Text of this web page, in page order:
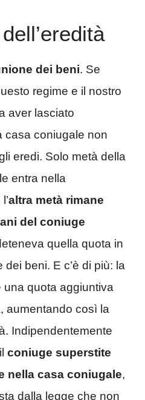
dei beni. Se
regime e il nostro
aver lasciato
casa coniugale non
eredi. Solo metà della
entra nella
altra metà rimane
del coniuge
quella quota in
beni. E c’è di più: la
quota aggiuntiva
aumentando così la
Indipendentemente
coniuge superstite
nella casa coniugale,
dalla legge che non